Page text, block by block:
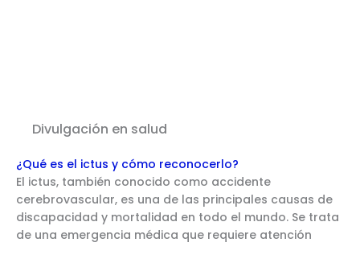
Divulgación en salud
¿Qué es el ictus y cómo reconocerlo?
El ictus, también conocido como accidente
cerebrovascular, es una de las principales causas de
discapacidad y mortalidad en todo el mundo. Se trata
de una emergencia médica que requiere atención